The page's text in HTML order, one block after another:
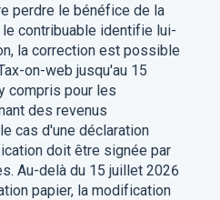
perdre le bénéfice de la
contribuable identifie lui-
la correction est possible
on-web jusqu'au 15
compris pour les
des revenus
cas d'une déclaration
doit être signée par
Au-delà du 15 juillet 2026
papier, la modification